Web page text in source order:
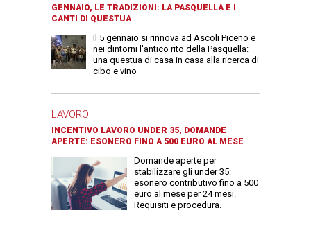
GENNAIO, LE TRADIZIONI: LA PASQUELLA E I
CANTI DI QUESTUA
Il 5 gennaio si rinnova ad Ascoli Piceno e
nei dintorni l'antico rito della Pasquella:
una questua di casa in casa alla ricerca di
cibo e vino
LAVORO
INCENTIVO LAVORO UNDER 35, DOMANDE
APERTE: ESONERO FINO A 500 EURO AL MESE
Domande aperte per
stabilizzare gli under 35:
esonero contributivo fino a 500
euro al mese per 24 mesi.
Requisiti e procedura.